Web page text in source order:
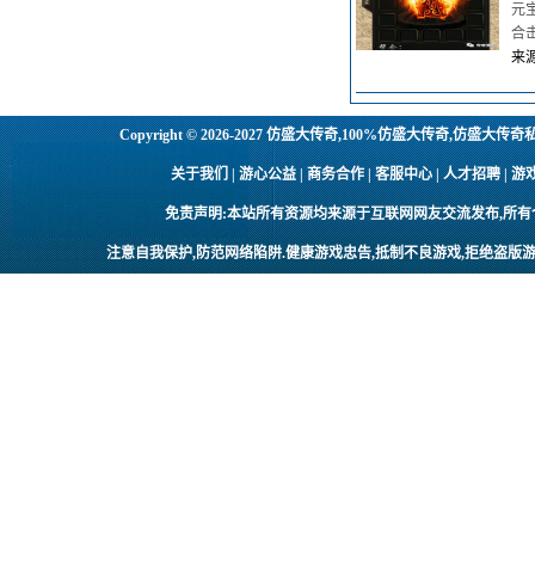
元
合
来
Copyright © 2026-2027仿盛大传奇,100%仿盛大传奇,仿盛大传奇
关于我们 | 游心公益 | 商务合作 | 客服中心 | 人才招聘 |
免责声明:本站所有资源均来源于互联网网友交流发布,所
注意自我保护,防范网络陷阱.健康游戏忠告,抵制不良游戏,拒绝盗版